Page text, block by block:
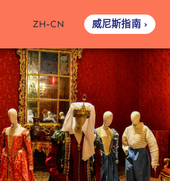
ZH-CN 威尼斯指南 ›